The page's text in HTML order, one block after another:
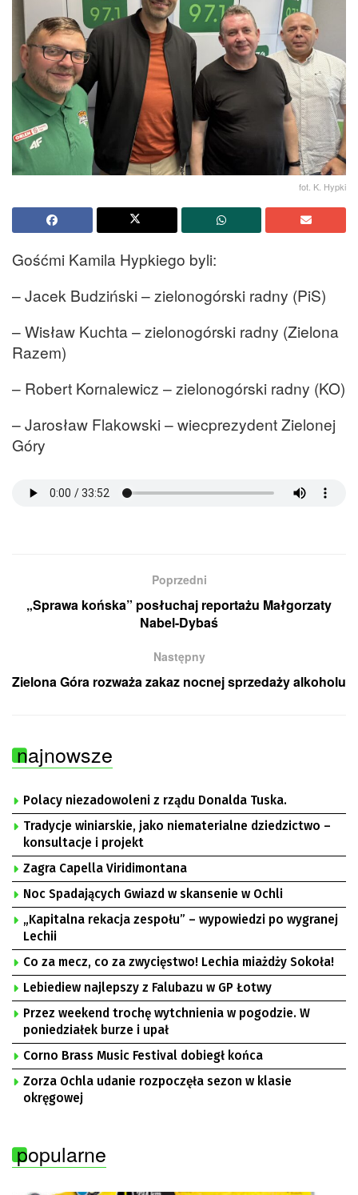
fot. K. Hypki
Gośćmi Kamila Hypkiego byli:
– Jacek Budziński – zielonogórski radny (PiS)
– Wisław Kuchta – zielonogórski radny (Zielona
Razem)
– Robert Kornalewicz – zielonogórski radny (KO)
– Jarosław Flakowski – wiecprezydent Zielonej
Góry
Poprzedni
„Sprawa końska” posłuchaj reportażu Małgorzaty
Nabel-Dybaś
Następny
Zielona Góra rozważa zakaz nocnej sprzedaży alkoholu
najnowsze
Polacy niezadowoleni z rządu Donalda Tuska.
Tradycje winiarskie, jako niematerialne dziedzictwo –
konsultacje i projekt
Zagra Capella Viridimontana
Noc Spadających Gwiazd w skansenie w Ochli
„Kapitalna rekacja zespołu” – wypowiedzi po wygranej
Lechii
Co za mecz, co za zwycięstwo! Lechia miażdży Sokoła!
Lebiediew najlepszy z Falubazu w GP Łotwy
Przez weekend trochę wytchnienia w pogodzie. W
poniedziałek burze i upał
Corno Brass Music Festival dobiegł końca
Zorza Ochla udanie rozpoczęła sezon w klasie
okręgowej
popularne